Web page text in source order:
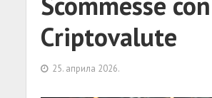
Criptovalute
25. априла 2026.